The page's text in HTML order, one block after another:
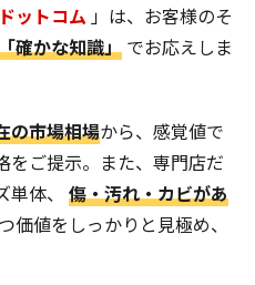
ットコム 」は、お客様のそ
確かな知識」 でお応えしま
の市場相場から、感覚値で
をご提示。また、専門店だ
体、 傷・汚れ・カビがあ
価値をしっかりと見極め、